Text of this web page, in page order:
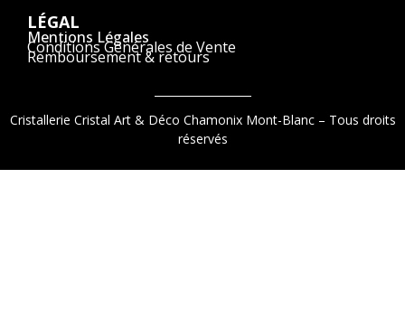
LÉGAL
Mentions Légales
Conditions Générales de Vente
Remboursement & retours
Cristallerie Cristal Art & Déco Chamonix Mont-Blanc – Tous droits
réservés